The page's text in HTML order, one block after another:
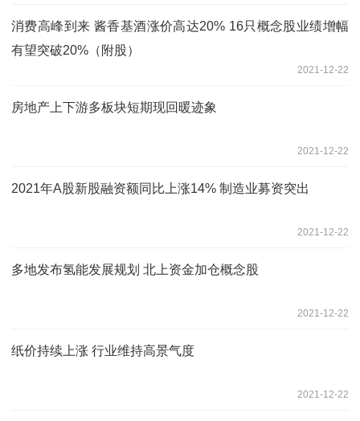
消费高峰到来 酱香基酒涨价高达20% 16只概念股业绩增幅
有望突破20%（附股）
2021-12-22
房地产上下游多板块短期现回暖迹象
2021-12-22
2021年A股新股融资额同比上涨14% 制造业募资突出
2021-12-22
多地发布氢能发展规划 北上资金加仓概念股
2021-12-22
纸价持续上涨 行业维持高景气度
2021-12-22